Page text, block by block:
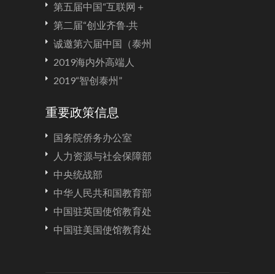
第五届中国“互联网＋
第二届“创业齐鲁·共
诚邀第六届中国（泰州
2019海内外高端人
2019“智创泰州”
重要政策信息
国务院侨务办公室
人力资源与社会保障部
中央统战部
中华人民共和国教育部
中国驻英国使馆教育处
中国驻美国使馆教育处